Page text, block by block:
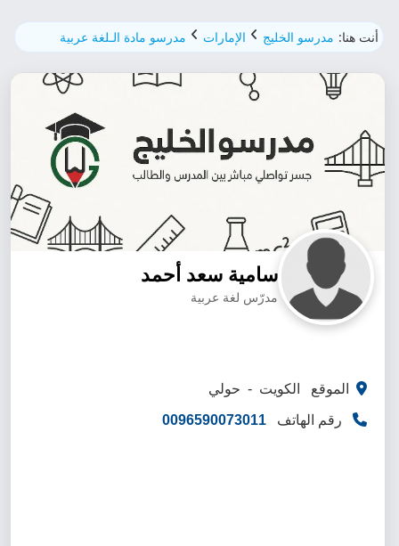
أنت هنا: مدرسو الخليج الإمارات مدرسو مادة الـلغة عربية
سامية سعد أحمد
مدرّس لغة عربية
الموقع الكويت - حولي
رقم الهاتف 0096590073011